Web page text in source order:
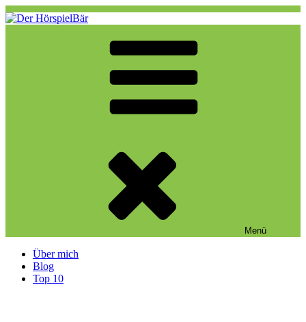
Zum
Inhalt
Eine weitere WordPress-Website
Menü
Über mich
Blog
Top 10